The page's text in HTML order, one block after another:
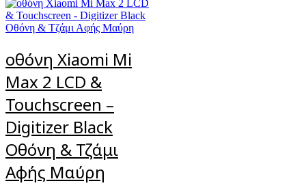
οθόνη Xiaomi Mi
Max 2 LCD &
Touchscreen –
Digitizer Black
Οθόνη & Τζάμι
Αφής Μαύρη